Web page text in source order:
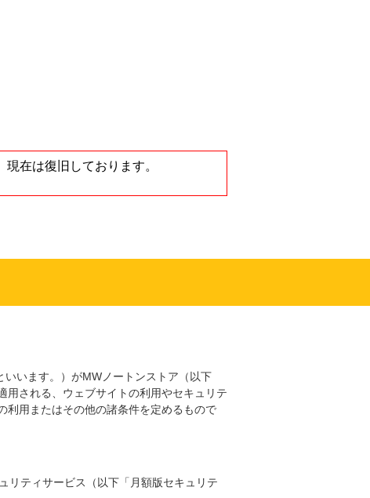
在は復旧しております。
います。）がMWノートンストア（以下
用される、ウェブサイトの利用やセキュリテ
利用またはその他の諸条件を定めるもので
リティサービス（以下「月額版セキュリテ